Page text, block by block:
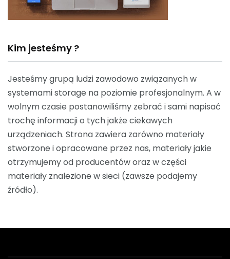
Kim jesteśmy ?
Jesteśmy grupą ludzi zawodowo związanych w
systemami storage na poziomie profesjonalnym. A w
wolnym czasie postanowiliśmy zebrać i sami napisać
trochę informacji o tych jakże ciekawych
urządzeniach. Strona zawiera zarówno materiały
stworzone i opracowane przez nas, materiały jakie
otrzymujemy od producentów oraz w części
materiały znalezione w sieci (zawsze podajemy
źródło).